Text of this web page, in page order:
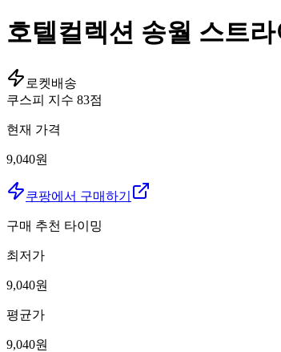
호텔컬렉션 송월 스트
로켓배송
쿠스피 지수 83점
현재 가격
9,040원
쿠팡에서 구매하기
구매 추천 타이밍
최저가
9,040원
평균가
9,040원